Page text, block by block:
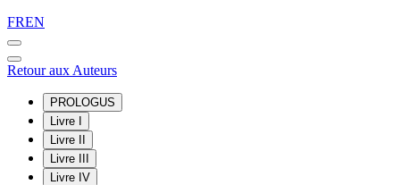
FREN
Retour aux Auteurs
PROLOGUS
Livre I
Livre II
Livre III
Livre IV